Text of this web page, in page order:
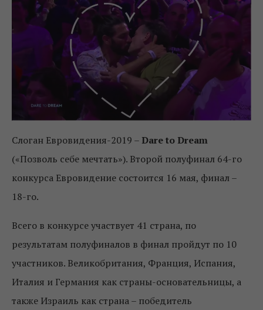
Слоган Евровидения-2019 – Dare to Dream
(«Позволь себе мечтать»). Второй полуфинал 64-го
конкурса Евровидение состоится 16 мая, финал –
18-го.
Всего в конкурсе участвует 41 страна, по
результатам полуфиналов в финал пройдут по 10
участников. Великобритания, Франция, Испания,
Италия и Германия как страны-основательницы, а
также Израиль как страна – победитель